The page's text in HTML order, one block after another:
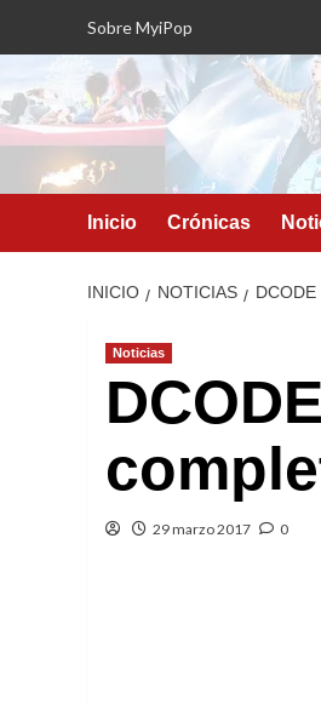
Sobre MyiPop
Inicio Crónicas
INICIO NOTICIAS DCODE
Noticias
29 marzo 2017 0